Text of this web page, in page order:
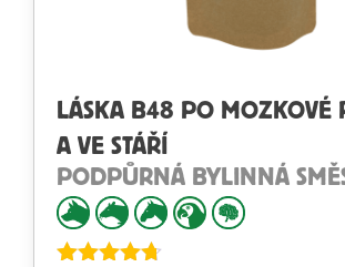
LÁSKA B48 PO MOZKOVÉ
A VE STÁŘÍ
PODPŮRNÁ BYLINNÁ